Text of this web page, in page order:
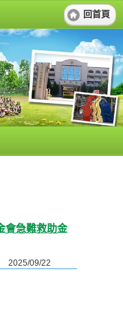
回首頁
會急難救助金
2025/09/22